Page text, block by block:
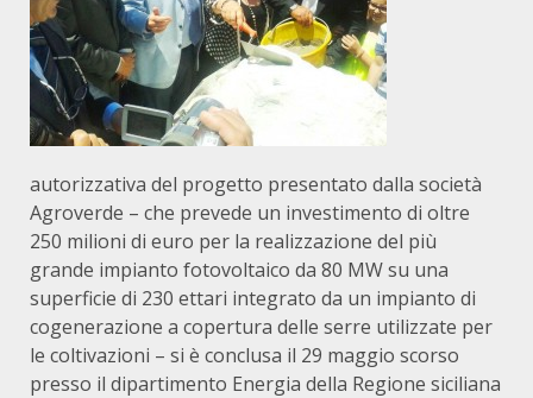
autorizzativa del progetto presentato dalla società
Agroverde – che prevede un investimento di oltre
250 milioni di euro per la realizzazione del più
grande impianto fotovoltaico da 80 MW su una
superficie di 230 ettari integrato da un impianto di
cogenerazione a copertura delle serre utilizzate per
le coltivazioni – si è conclusa il 29 maggio scorso
presso il dipartimento Energia della Regione siciliana